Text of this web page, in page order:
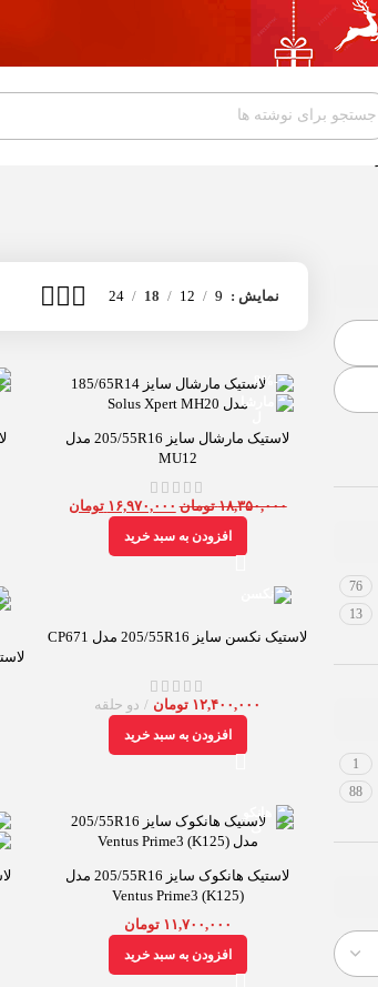
76
13
1
88
نمایش 9
12
18
24
-8%
لاستیک مارشال سایز 205/55R16 مدل
MU12
۱۸,۳۵۰,۰۰۰ تومان ۱۶,۹۷۰,۰۰۰ تومان
افزودن به سبد خرید
لاستیک نکسن سایز 205/55R16 مدل CP671
۱۲,۴۰۰,۰۰۰ تومان دو حلقه
افزودن به سبد خرید
لاستیک هانکوک سایز 205/55R16 مدل
Ventus Prime3 (K125)
۱۱,۷۰۰,۰۰۰ تومان
افزودن به سبد خرید